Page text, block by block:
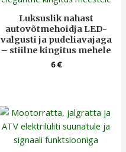
Luksuslik nahast
autovõtmehoidja LED-
valgusti ja pudeliavajaga
– stiilne kingitus mehele
6€